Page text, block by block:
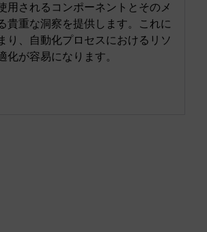
用されるコンポーネントとそのメ
貴重な洞察を提供します。これに
り、自動化プロセスにおけるリソ
化が容易になります。